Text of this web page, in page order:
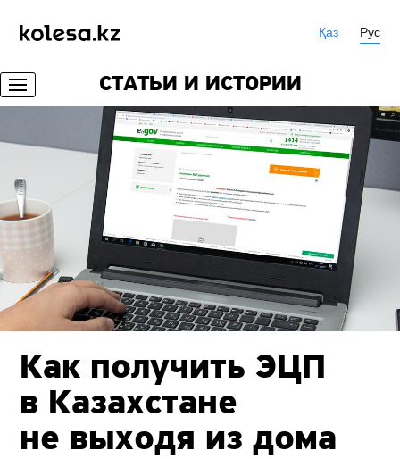
Қаз Рус
СТАТЬИ И ИСТОРИИ
Как получить ЭЦП
в Казахстане
не выходя из дома